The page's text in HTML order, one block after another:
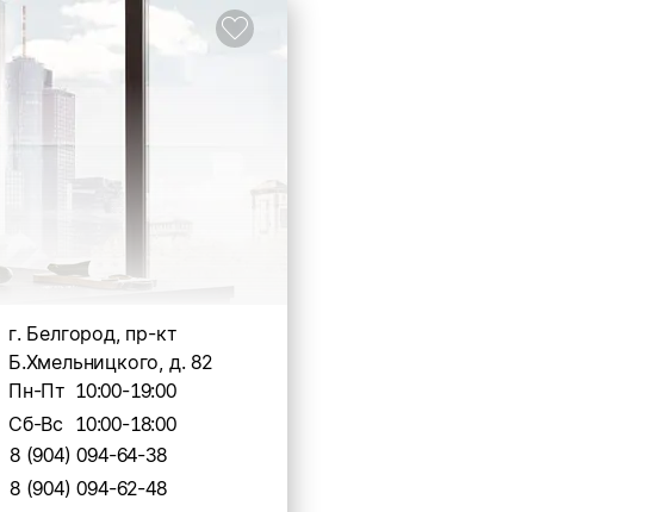
г. Белгород, пр-кт
Б.Хмельницкого, д. 82
Пн-Пт 10:00-19:00
Сб-Вс 10:00-18:00
8 (904) 094-64-38
8 (904) 094-62-48